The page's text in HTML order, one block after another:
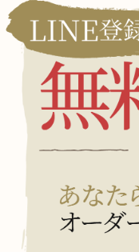
・予め次の事
が個人情報保護
利用目的に第三
第三者に提供さ
第三者への提供
本人の求めに
を停止すること
本人の求めを
前項の定めに
該情報の提供
・弊社が利用
個人情報の取
合